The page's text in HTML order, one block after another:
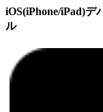
iOS(iPhone/iPad)
ル